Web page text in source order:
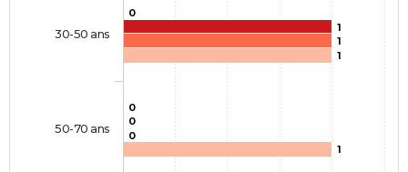
0
0
1
0
1
0
1
1
30-50 ans
50-70 ans